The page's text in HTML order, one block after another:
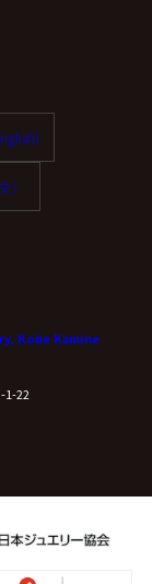
）
Kobe Kamine
1-22